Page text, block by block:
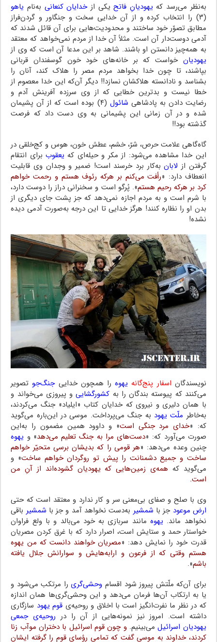
به‌نظر می‌رسد که یهودیانِ فاتحیکی از‌خدایان‌‌ کنعانی به‌نام‌ یاهو
(۳) را انتخاب کرده و از آن خدایی سخت و جنگاور و گردن‌فراز
مطابق تصوّر خود ساختند و محدودیت‌هایی برای‌ آن قائل شدند که
آدمی دوست‌دار آن است. مثلاً آن خدا از‌ مردم‌‌ نمی‌خواهد‌ که معتقد
به همه‌چیز دانستن او باشند. شاهد بر این مدعا آن است که وی از
یهودیان ‌ خواست ‌‌که‌ بر خانه‌های خود خون گوسفندان قربانی
بپاشند، تا چون خدا بخواهد مردم مصر را‌ هلاک‌ کند،‌ آنان را
بشناسد و نادانسته هلاکشان نسازد!! دیگر آن‌که این خدا معصوم از
خطا نیست و بدترین‌ خطایی که از وی سرزده آفرینش آدم و
رضایت دادن به پادشاهی شائول
‌ (۴) بوده‌ است که از آن‌ پشیمان‌
شده و در آن زمانی این پشیمانی به وی دست داد که فرصت‌
گذشته بود!!
گاه‌گاهی علامت حرص، شرّ، خشم، عطش خون، هوس و کج‌خلقی در
این خدا مشاهده می‌شود: از مکر و حیله‌ای که‌ یعقوببرای انتقام
گرفتن از لابانبه‌کار برد خرسند است! ضمیر و وجدان وی قابلیت
انعطاف دارد: «رأفت می‌کنم بر هرکه رئوف هستم و رحمت خواهم
کرد بر هرکه رحیم هستم». پُرگو است‌ و سخنرانی‌ دراز را دوست دارد،
با شرم است و به مردم اجازه نمی‌دهد که جز پشت جای دیگری ‌از
بدن او را نظاره کنند! هرگز خدایی تا این درجه به‌صورت آدمی دیده‌
نشده‌!
نویسندگان اسفار پنج‌گانه یهوه‌را‌ همچون خداییجنگ‌جو تصویر
می‌کنند که پیوسته‌ بندگان را به کشورگشاییو پیروزی می‌خواند و
با همان دلیری و نیروی که خدایان کتاب «ایلیاد‌» جنگ‌ می‌کردند،
به‌خاطر ملّت یهود به جنگ می‌پرداخت. موسی در این‌باره می‌گوید‌
که: «خدای مرد جنگی است‌» و داوود همین مضمون را به‌این
صورت می‌آورد که: «دست‌های مرا به‌ جنگ تعلیم‌ می‌دهد‌» و یهوه
‌
چنین وعده می‌دهد: «هر قومی را که بدیشان برسی متحیّر خواهم‌‌
ساخت‌ و جمیع دشمنانت را پیش تو روگردان خواهم ساخت‌» و
می‌گوید که همه‌ی زمین‌هایی‌ که یهودیان گشوده‌اند از‌ آنِ‌ من‌
است.
وی با صلح و صفای بی‌معنی سر و کار ندارد و معتقد است‌ که‌ حتی‌
ارض موعود جز با شمشیر به‌دست نخواهد آمد و جز با شمشیر باقی
نخواهد ماند‌. یهوه‌ مانند‌ سربازی به خود می‌بالد و با ولع فراوان
خواستار حمد و ستایش است، اصرار دارد که با‌ غرق‌ کردن مصریان
قدرت خود را نمایش دهد: «مصریان خواهند دانست که من‌ یهوه‌
هستم‌ وقتی‌ که از فرعون و ارابه‌هایش و سوارانش جلال یافته
باشم‌».
برای آن‌که ملّتش‌ پیروز شود اقسام‌ وحشی‌گری‌ را مرتکب می‌شود و
یا به ارتکاب آن‌ها فرمان می‌دهد و این‌ وحشی‌گری‌ها همان اندازه‌
که‌ در نظر‌ ما نفرت‌انگیز است با اخلاق و روحیه‌ی قوم یهود سازگاری
داشته است. امروز نیز نمونه‌هایی از‌ آن‌ را در روحیه‌ی جمعی
یهودیان اسرائیلمی‌بینیم.‌و چون قوم اسرائیل با دختران‌ موآب‌ زنا‌
کردند، خداوند به موسی گفت که تمامی رؤسای قوم‌ را گرفته ایشان